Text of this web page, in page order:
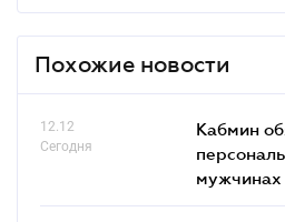
Похожие новости
12.12
Сегодня
Кабмин
мужчинах